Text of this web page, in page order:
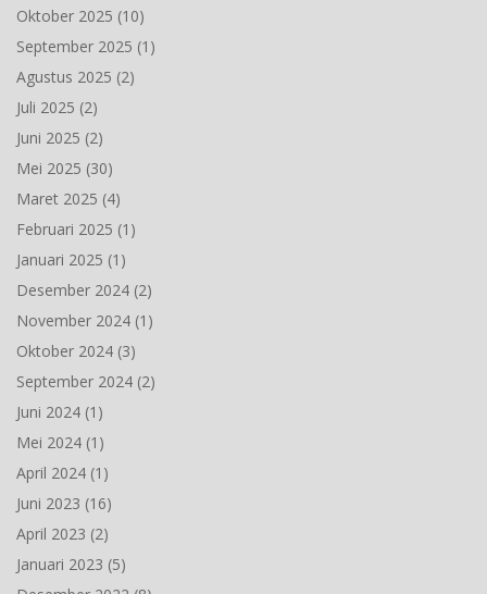
Oktober 2025 (10)
September 2025 (1)
Agustus 2025 (2)
Juli 2025 (2)
Juni 2025 (2)
Mei 2025 (30)
Maret 2025 (4)
Februari 2025 (1)
Januari 2025 (1)
Desember 2024 (2)
November 2024 (1)
Oktober 2024 (3)
September 2024 (2)
Juni 2024 (1)
Mei 2024 (1)
April 2024 (1)
Juni 2023 (16)
April 2023 (2)
Januari 2023 (5)